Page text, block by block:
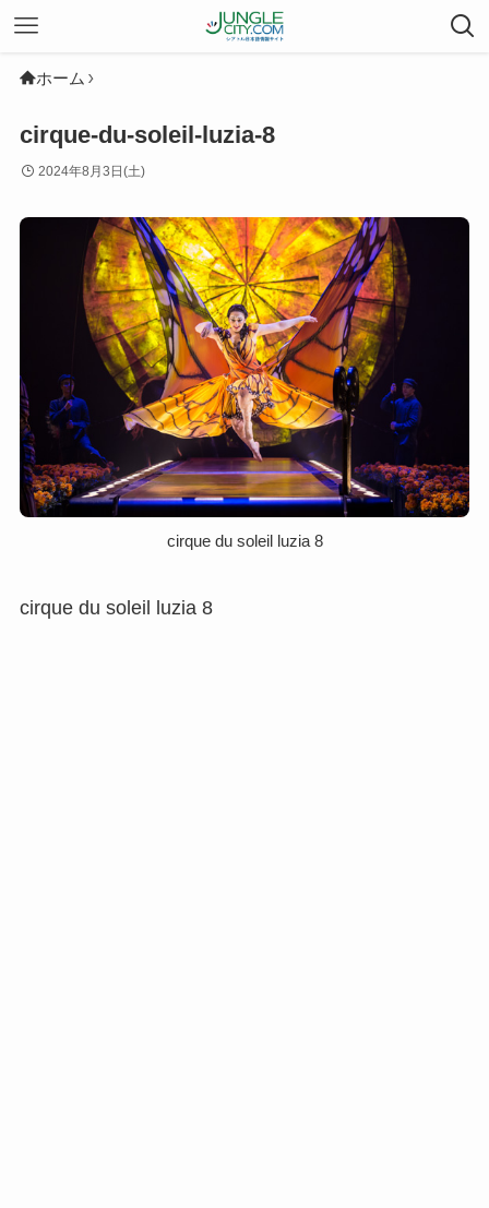
ホーム
cirque-du-soleil-luzia-8
2024年8月3日(土)
cirque du soleil luzia 8
cirque du soleil luzia 8